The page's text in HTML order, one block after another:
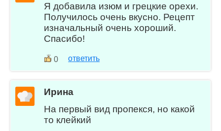
Я добавила изюм и грецкие орехи.
Получилось очень вкусно. Рецепт
изначальный очень хороший.
Спасибо!
0 ответить
Ирина
На первый вид пропекся, но какой
то клейкий